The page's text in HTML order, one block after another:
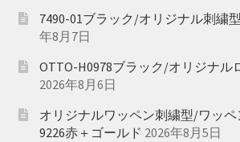
7490-01ブラック/オリジナル刺繍
年8月7日
OTTO-H0978ブラック/オリジナル
2026年8月6日
オリジナルワッペン刺繍型/ワッペ
9226赤＋ゴールド 2026年8月5日